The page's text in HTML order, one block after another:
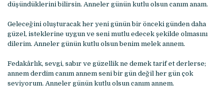
düşündüklerini bilirsin. Anneler günün kutlu olsun canım anam.
Geleceğini oluşturacak her yeni günün bir önceki günden daha
güzel, isteklerine uygun ve seni mutlu edecek şekilde olmasını
dilerim. Anneler günün kutlu olsun benim melek annem.
Fedakârlık, sevgi, sabır ve güzellik ne demek tarif et derlerse;
annem derdim canım annem seni bir gün değil her gün çok
seviyorum. Anneler günün kutlu olsun canım annem.